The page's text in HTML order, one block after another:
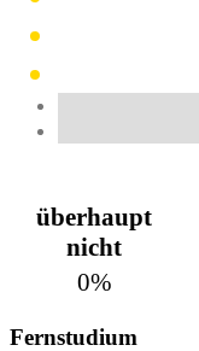
überhaupt
nicht
0%
Fernstudium